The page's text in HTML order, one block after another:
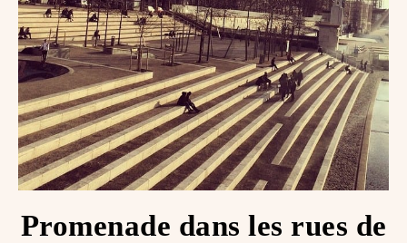
Promenade dans les rues de